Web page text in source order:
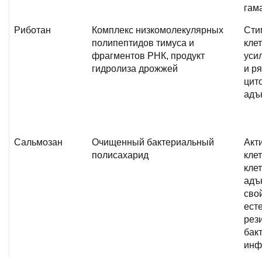
Риботан
Комплекс низкомолекулярных
полипептидов тимуса и
фрагментов РНК, продукт
гидролиза дрожжей
и
Сальмозан
Очищенный бактериальный
полисахарид